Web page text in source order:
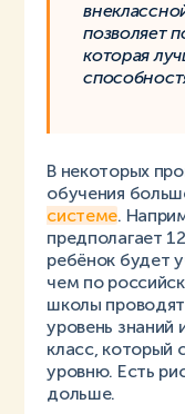
позволяет
которая
В некоторых
обучения
системе.
предполагает
ребёнок будет
чем по
школы
уровень знаний
класс, который
уровню. Есть
дольше.